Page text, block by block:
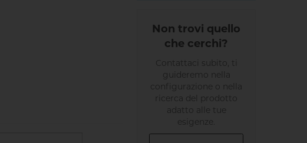
Non trovi quello
che cerchi?
Contattaci subito, ti
guideremo nella
configurazione o nella
ricerca del prodotto
adatto alle tue
esigenze.